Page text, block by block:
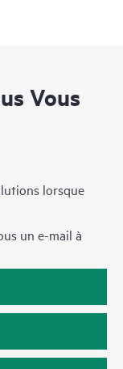
Vous
lorsque
un e-mail à